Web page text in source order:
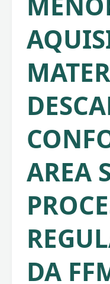
AREA
DA